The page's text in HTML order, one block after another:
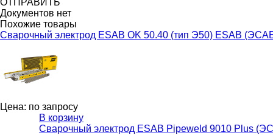
ОТПРАВИТЬ
Документов нет
Похожие товары
Сварочный электрод ESAB OK 50.40 (тип Э50) ESAB
Цена: по запросу
В корзину
Сварочный электрод ESAB Pipeweld 9010 Plus